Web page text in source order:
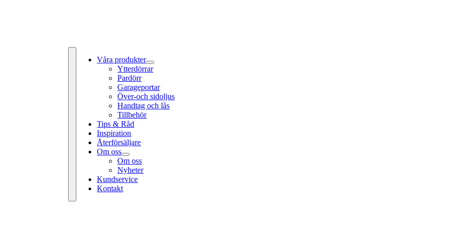
Toggle
Navigation
Våra produkter
Ytterdörrar
Pardörr
Garageportar
Över-och sidoljus
Handtag och lås
Tillbehör
Tips & Råd
Inspiration
Återförsäljare
Om oss
Om oss
Nyheter
Kundservice
Kontakt